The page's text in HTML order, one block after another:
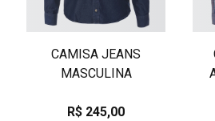
CAMISA JEANS
MASCULINA
R$ 245,00